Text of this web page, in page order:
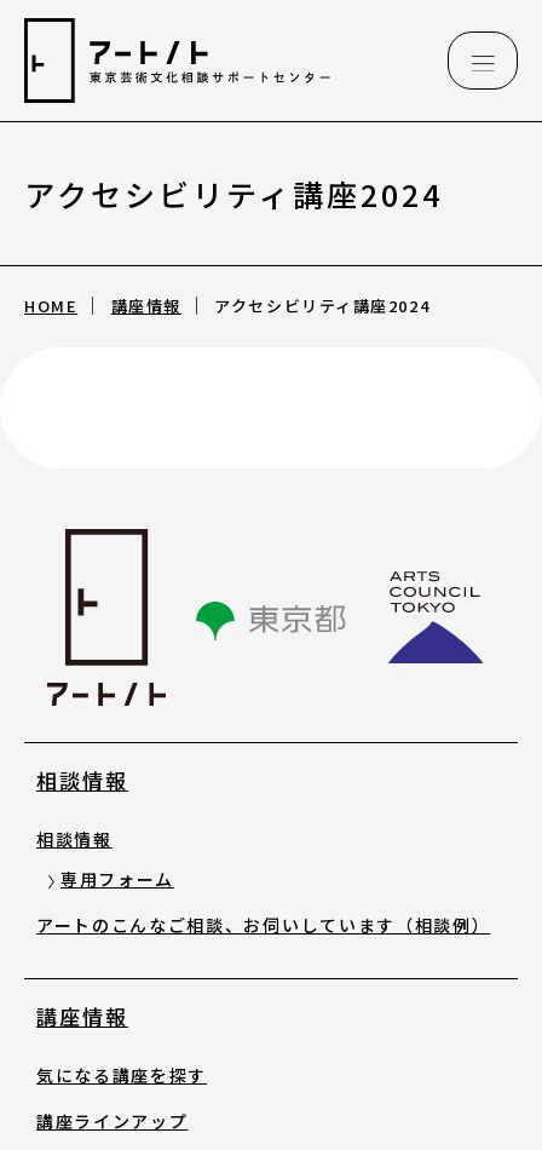
相談情報
相談情報
気になる講座を探す
公開中のアーカイブ動画
2025年度 過去の講座
2023年度以前 過去の講座
修了生
アクセシビリティ講座2024
HOME 講座情報 アクセシビリティ講座2024
相談情報
相談情報
専用フォーム
アートのこんなご相談、お伺いしています（相談例）
講座情報
気になる講座を探す
講座ラインアップ